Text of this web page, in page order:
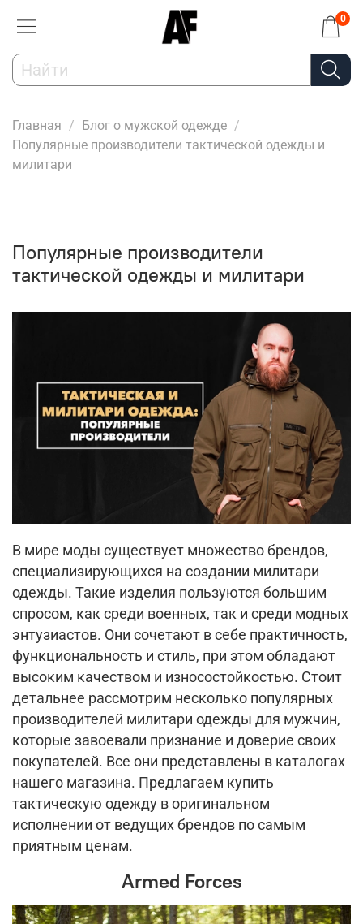
0
Главная
Блог о мужской одежде
Популярные производители тактической одежды и
милитари
Популярные производители
тактической одежды и милитари
В мире моды существует множество брендов,
специализирующихся на создании милитари
одежды. Такие изделия пользуются большим
спросом, как среди военных, так и среди модных
энтузиастов. Они сочетают в себе практичность,
функциональность и стиль, при этом обладают
высоким качеством и износостойкостью. Стоит
детальнее рассмотрим несколько популярных
производителей милитари одежды для мужчин,
которые завоевали признание и доверие своих
покупателей. Все они представлены в каталогах
нашего магазина. Предлагаем купить
тактическую одежду в оригинальном
исполнении от ведущих брендов по самым
приятным ценам.
Armed Forces